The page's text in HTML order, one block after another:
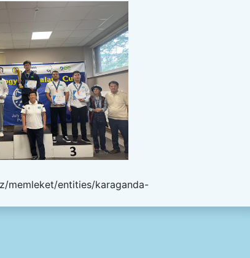
memleket/entities/karaganda-